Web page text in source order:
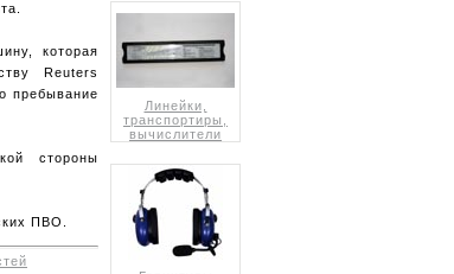
которая
Reuters
пребывание
стороны
ПВО.
Линейки,
транспортиры,
вычислители